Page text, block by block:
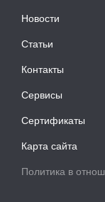
Новости
Статьи
Контакты
Сервисы
Сертификаты
Карта сайта
Политика в